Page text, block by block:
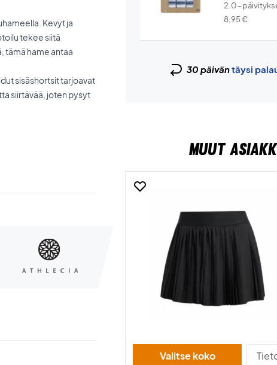
Kevyt ja
tekee siitä
tämä hame antaa
sisäshortsit tarjoavat
siirtävää, joten pysyt
2.0-
8,95€
30 päiväntäysi
MUUT
Valitse koko